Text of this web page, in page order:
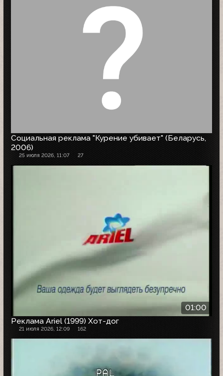
Социальная реклама "Курение убивает" (Беларусь,
2006)
25 июля 2026, 11:07 27
01:00
Реклама Ariel (1999) Хот-дог
21 июля 2026, 12:09 162